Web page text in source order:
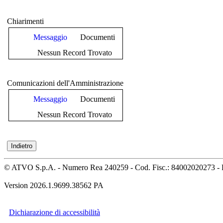
Chiarimenti
Messaggio
Documenti
Nessun Record Trovato
Comunicazioni dell'Amministrazione
Messaggio
Documenti
Nessun Record Trovato
© ATVO S.p.A. - Numero Rea 240259 - Cod. Fisc.: 84002020273 -
Version 2026.1.9699.38562 PA
Dichiarazione di accessibilità